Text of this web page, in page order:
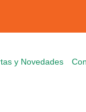
y Novedades